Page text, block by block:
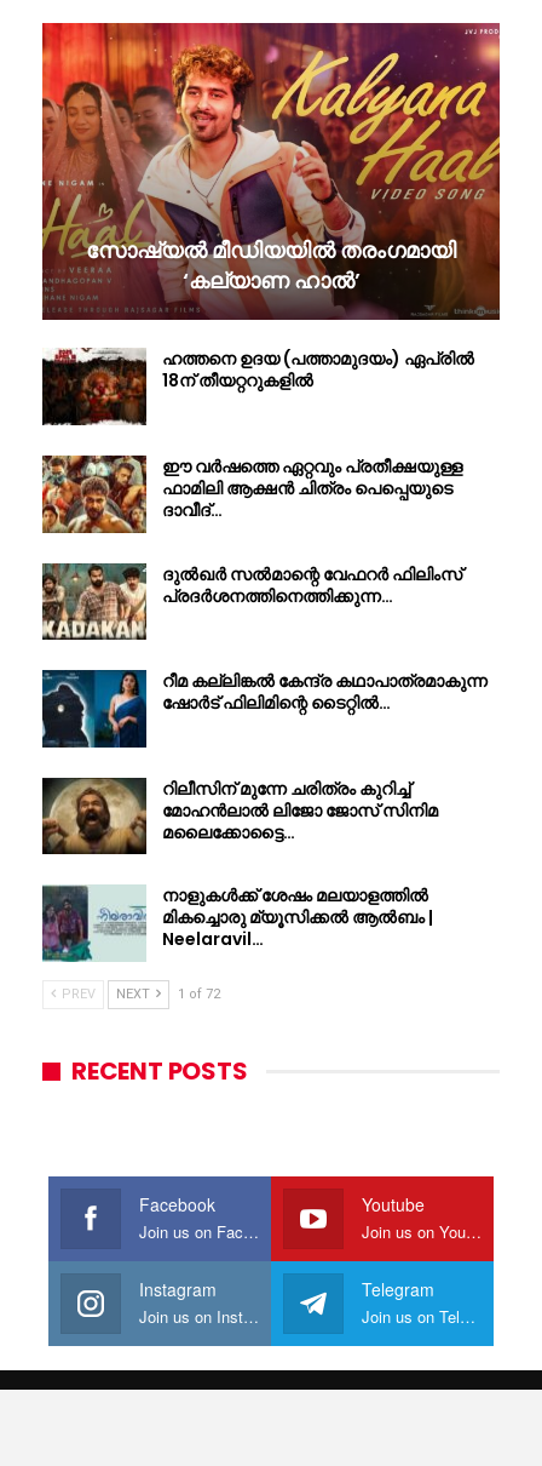
സോഷ്യൽ മീഡിയയിൽ തരംഗമായി
‘കല്യാണ ഹാൽ’
ഹത്തനെ ഉദയ (പത്താമുദയം) ഏപ്രിൽ
18ന് തീയറ്ററുകളിൽ
ഈ വർഷത്തെ ഏറ്റവും പ്രതീക്ഷയുള്ള
ഫാമിലി ആക്ഷൻ ചിത്രം പെപ്പെയുടെ
ദാവീദ്…
ദുൽഖർ സൽമാന്റെ വേഫറർ ഫിലിംസ്
പ്രദർശനത്തിനെത്തിക്കുന്ന…
റീമ കല്ലിങ്കൽ കേന്ദ്ര കഥാപാത്രമാകുന്ന
ഷോർട് ഫിലിമിന്റെ ടൈറ്റിൽ…
റിലീസിന് മുന്നേ ചരിത്രം കുറിച്ച്
മോഹൻലാൽ ലിജോ ജോസ് സിനിമ
മലൈക്കോട്ടൈ…
നാളുകൾക്ക് ശേഷം മലയാളത്തിൽ
മികച്ചൊരു മ്യൂസിക്കൽ ആൽബം |
Neelaravil…
PREV NEXT 1 of 72
RECENT POSTS
Facebook
Join us on Facebook
Youtube
Join us on Youtube
Instagram
Join us on Instagram
Telegram
Join us on Telegram